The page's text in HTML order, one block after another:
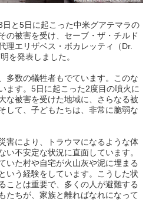
と5日に起こった中米グアテマラの
の被害を受け、セーブ・ザ・チルド
理エリザベス・ボカレッティ（Dr.
を発表しました。
多数の犠牲者もでています。このな
ます。5日に起こった2度目の噴火に
な被害を受けた地域に、さらなる被
して、子どもたちは、非常に脆弱な
害により、トラウマになるような体
い不安定な状況に直面しています。
いた村や自宅が火山灰や泥に埋まる
いう経験をしています。こうした状
ことは重要で、多くの人が避難する
たちが、家族と離ればなれになって